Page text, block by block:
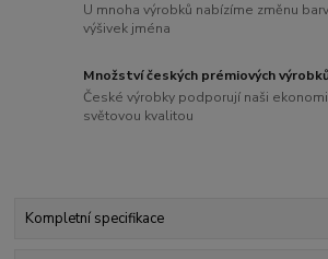
U mnoha výrobků nabízíme změnu
výšivek jména
Množství českých prémiových
České výrobky podporují naši
světovou kvalitou
Kompletní specifikace